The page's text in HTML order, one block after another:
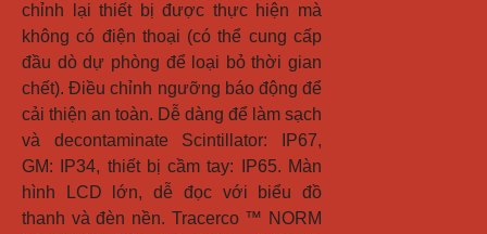
chỉnh lại thiết bị được thực hiện mà
không có điện thoại (có thể cung cấp
đầu dò dự phòng để loại bỏ thời gian
chết). Điều chỉnh ngưỡng báo động để
cải thiện an toàn. Dễ dàng để làm sạch
và decontaminate Scintillator: IP67,
GM: IP34, thiết bị cầm tay: IP65. Màn
hình LCD lớn, dễ đọc với biểu đồ
thanh và đèn nền. Tracerco ™ NORM